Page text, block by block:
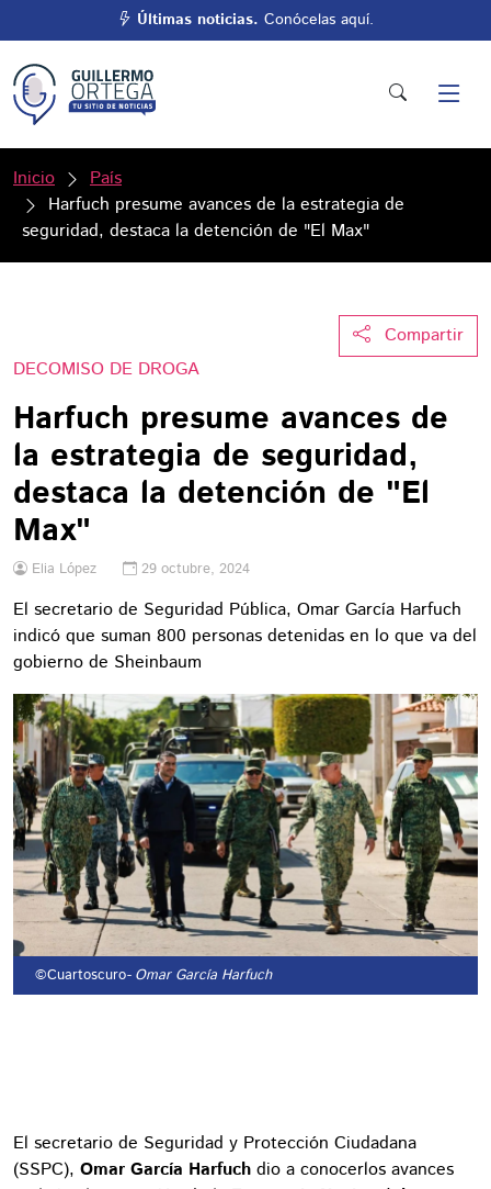
Últimas noticias. Conócelas aquí.
Inicio
País
Harfuch presume avances de la estrategia de
seguridad, destaca la detención de "El Max"
Compartir
DECOMISO DE DROGA
Harfuch presume avances de
la estrategia de seguridad,
destaca la detención de "El
Max"
Elia López 29 octubre, 2024
El secretario de Seguridad Pública, Omar García Harfuch
indicó que suman 800 personas detenidas en lo que va del
gobierno de Sheinbaum
©Cuartoscuro- Omar García Harfuch
El secretario de Seguridad y Protección Ciudadana
(SSPC), Omar García Harfuch dio a conocerlos avances